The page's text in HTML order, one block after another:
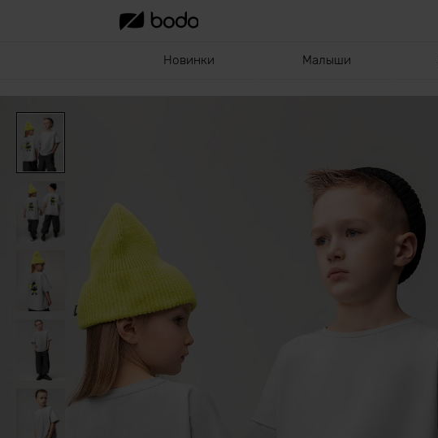
Новинки Малыши